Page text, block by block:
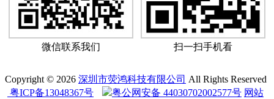
微信联系我们 扫一扫手机看
Copyright © 2026 深圳市荧鸿科技有限公司 All Rights Reserved
粤ICP备13048367号
粤公网安备 44030702002577号 网站